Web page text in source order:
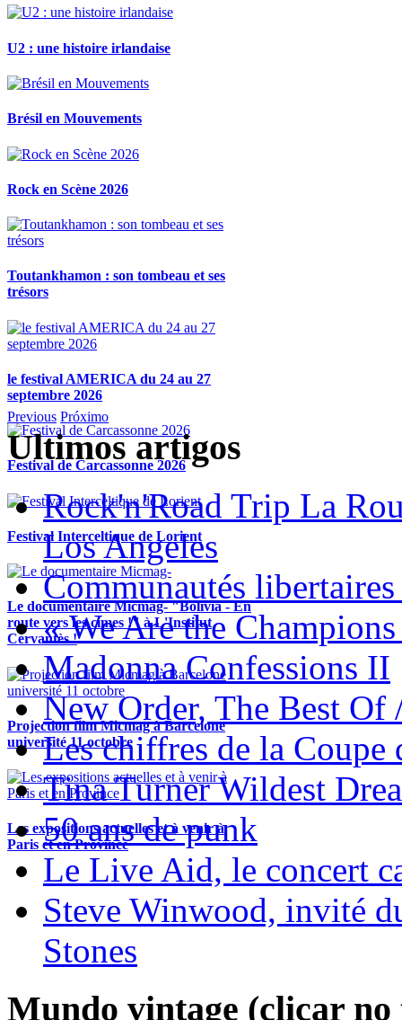
U2 : une histoire irlandaise
Brésil en Mouvements
Rock en Scène 2026
Toutankhamon : son tombeau et ses
trésors
le festival AMERICA du 24 au 27
septembre 2026
Festival de Carcassonne 2026
Festival Interceltique de Lorient
Le documentaire Micmag- "Bolivia - En
route vers les cimes !" à L'Institut
Cervantès !
Projection film Micmag à Barcelone
université 11 octobre
Les expositions actuelles et à venir à
Paris et en Province
Previous Próximo
Ultimos artigos
Rock'n'Road Trip La
Los Angeles
Communautés libertaires
« We Are the
Madonna Confessions II
New Order, The Best Of
Les chiffres de la Coupe
Tina Turner Wildest
50 ans de punk
Le Live Aid, le concert
Steve Winwood, invité
Stones
Mundo vintage (clicar